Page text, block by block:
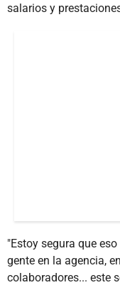
salarios y
"Estoy segura que
gente en la agencia,
colaboradores... este